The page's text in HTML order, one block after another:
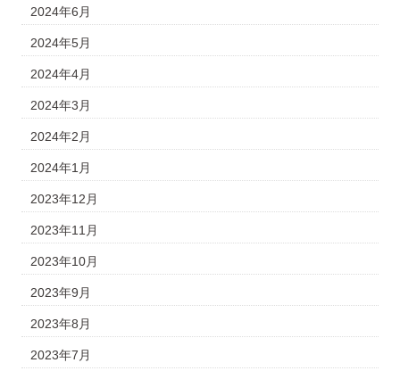
2024年6月
2024年5月
2024年4月
2024年3月
2024年2月
2024年1月
2023年12月
2023年11月
2023年10月
2023年9月
2023年8月
2023年7月